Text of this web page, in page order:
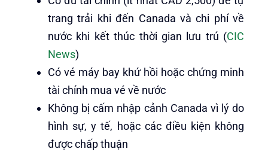
trang trải khi đến Canada và chi phí về
nước khi kết thúc thời gian lưu trú (CIC
News)
Có vé máy bay khứ hồi hoặc chứng minh
tài chính mua vé về nước
Không bị cấm nhập cảnh Canada vì lý do
hình sự, y tế, hoặc các điều kiện không
được chấp thuận